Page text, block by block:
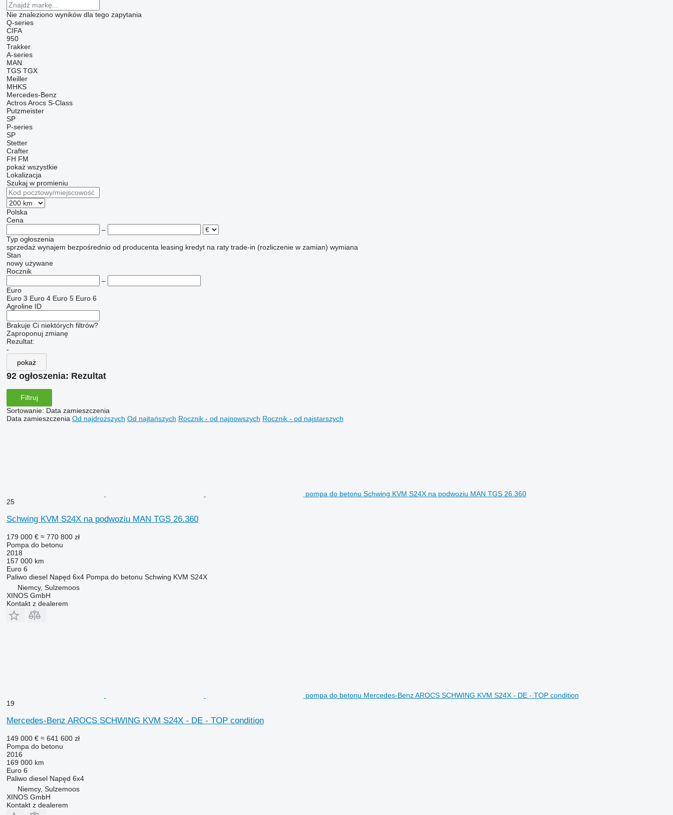
Nie znaleziono wyników dla tego zapytania
Q-series
CIFA
950
Trakker
A-series
MAN
TGS TGX
Meiller
MHKS
Mercedes-Benz
Actros Arocs S-Class
Putzmeister
SP
P-series
SP
Stetter
Crafter
FH FM
pokaż wszystkie
Lokalizacja
Szukaj w promieniu
Polska
Cena
–
Typ ogłoszenia
sprzedaż wynajem bezpośrednio od producenta leasing kredyt na raty trade-in (rozliczenie w zamian) wymiana
Stan
nowy używane
Rocznik
–
Euro
Euro 3 Euro 4 Euro 5 Euro 6
Agroline ID
Brakuje Ci niektórych filtrów?
Zaproponuj zmianę
Rezultat:
-
pokaż
92 ogłoszenia: Rezultat
Filtruj
Sortowanie: Data zamieszczenia
Data zamieszczenia Od najdroższych Od najtańszych Rocznik - od najnowszych Rocznik - od najstarszych
pompa do betonu Schwing KVM S24X na podwoziu MAN TGS 26.360
25
Schwing KVM S24X na podwoziu MAN TGS 26.360
179 000 € ≈ 770 800 zł
Pompa do betonu
2018
157 000 km
Euro 6
Paliwo diesel Napęd 6x4 Pompa do betonu Schwing KVM S24X
Niemcy, Sulzemoos
XINOS GmbH
Kontakt z dealerem
pompa do betonu Mercedes-Benz AROCS SCHWING KVM S24X - DE - TOP condition
19
Mercedes-Benz AROCS SCHWING KVM S24X - DE - TOP condition
149 000 € ≈ 641 600 zł
Pompa do betonu
2016
169 000 km
Euro 6
Paliwo diesel Napęd 6x4
Niemcy, Sulzemoos
XINOS GmbH
Kontakt z dealerem